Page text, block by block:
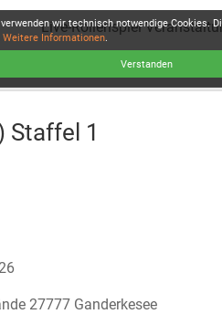
Live-Rollenspiel
Staffel 1
27777 Ganderkesee
verwenden wir technisch notwendige Cookies.
Weitere Informationen.
Verstanden